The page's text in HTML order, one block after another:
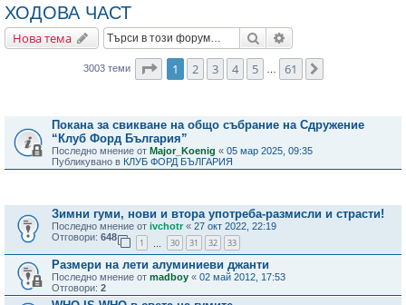
ХОДОВА ЧАСТ
Нова тема Търсене
3003 теми Страница1 от
1 2 3 4 5 61
Покана за свикване на общо събрание на Сдружение
“Клуб Форд България”
Последно мнение от Major_Koenig « 05 мар 2025, 09:35
Публикувано в КЛУБ ФОРД БЪЛГАРИЯ
Зимни гуми, нови и втора употреба-размисли и страсти!
Последно мнение от ivchotr « 27 окт 2022, 22:19
Отговори: 648
1 30 31 32 33
Размери на лети алуминиеви джанти
Последно мнение от madboy « 02 май 2012, 17:53
Отговори: 2